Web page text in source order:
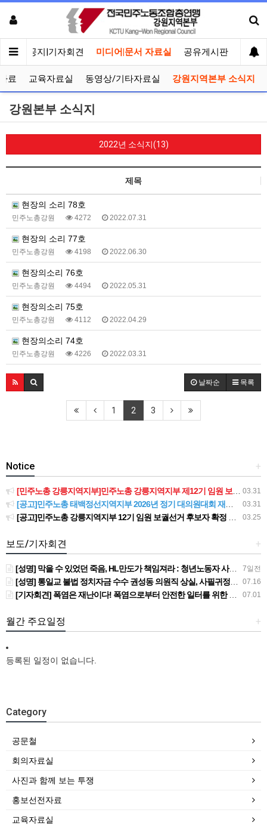
인 공지|기자회견 미디어|문서 자료실 공유게시판 선거
료 교육자료실 동영상/기타자료실 강원지역본부 소식지
강원본부 소식지
2022년 소식지(13)
제목
현장의 소리 78호
민주노총강원 4272 2022.07.31
현장의 소리 77호
민주노총강원 4198 2022.06.30
현장의소리 76호
민주노총강원 4494 2022.05.31
현장의소리 75호
민주노총강원 4112 2022.04.29
현장의소리 74호
민주노총강원 4226 2022.03.31
날짜순 목록
1 2 3
+
Notice
03.31
[민주노총 강릉지역지부]민주노총 강릉지역지부 제12기 임원 보궐선거결과 공고
03.31
[공고]민주노총 태백정선지역지부 2026년 정기 대의원대회 재소집 건
03.25
[공고]민주노총 강릉지역지부 12기 임원 보궐선거 후보자 확정 공고
+
보도/기자회견
7일전
[성명] 막을 수 있었던 죽음, HL만도가 책임져라 : 청년노동자 사망사고의 철저한 진상규명과 재발방지 대책 마련하라
07.16
[성명] 통일교 불법 정치자금 수수 권성동 의원직 상실, 사필귀정이다
07.01
[기자회견] 폭염은 재난이다! 폭염으로부터 안전한 일터를 위한 민주노총 강원지역본부 폭염감시단 선포 기자회견
+
월간 주요일정
등록된 일정이 없습니다.
Category
공문철
회의자료실
사진과 함께 보는 투쟁
홍보선전자료
교육자료실